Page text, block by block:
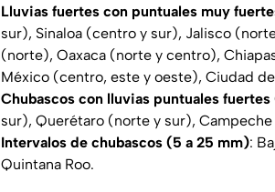
Lluvias fuertes con puntuales muy
sur), Sinaloa (centro y sur), Jalisco
(norte), Oaxaca (norte y centro),
México (centro, este y oeste), Ciudad
Chubascos con lluvias puntuales
sur), Querétaro (norte y sur),
Intervalos de chubascos (5 a 25 mm):
Quintana Roo.